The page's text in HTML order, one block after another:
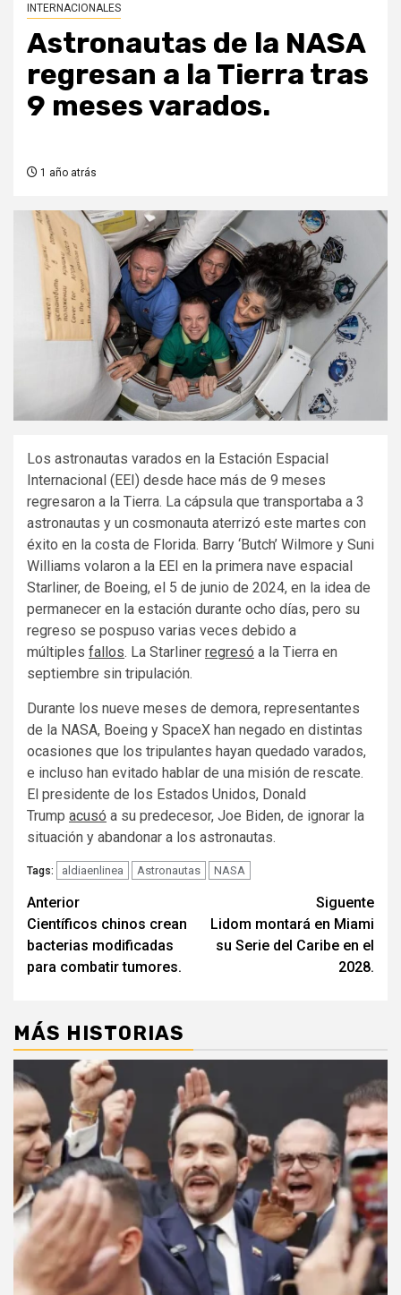
INTERNACIONALES
Astronautas de la NASA
regresan a la Tierra tras
9 meses varados.
1 año atrás
Los astronautas varados en la Estación Espacial
Internacional (EEI) desde hace más de 9 meses
regresaron a la Tierra. La cápsula que transportaba a 3
astronautas y un cosmonauta aterrizó este martes con
éxito en la costa de Florida. Barry ‘Butch’ Wilmore y Suni
Williams volaron a la EEI en la primera nave espacial
Starliner, de Boeing, el 5 de junio de 2024, en la idea de
permanecer en la estación durante ocho días, pero su
regreso se pospuso varias veces debido a
múltiples fallos. La Starliner regresó a la Tierra en
septiembre sin tripulación.
Durante los nueve meses de demora, representantes
de la NASA, Boeing y SpaceX han negado en distintas
ocasiones que los tripulantes hayan quedado varados,
e incluso han evitado hablar de una misión de rescate.
El presidente de los Estados Unidos, Donald
Trump acusó a su predecesor, Joe Biden, de ignorar la
situación y abandonar a los astronautas.
Tags: aldiaenlinea Astronautas NASA
Navegación
de
entradas
Anterior
Científicos chinos crean
bacterias modificadas
para combatir tumores.
Siguente
Lidom montará en Miami
su Serie del Caribe en el
2028.
MÁS HISTORIAS